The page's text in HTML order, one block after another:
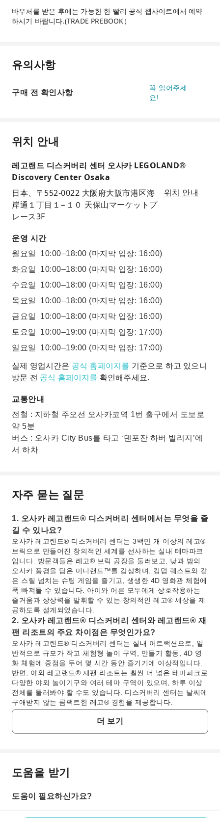
바우처를 받은 후에는 가능한 한 빨리 공식 웹사이트에서 예약
하시기 바랍니다.(TRADE PREBOOK）
유의사항
구매 전 확인사항
꼭 읽어주세
요!
위치 안내
레고랜드 디스커버리 센터 오사카 LEGOLAND®
Discovery Center Osaka
日本、〒552-0022 大阪府大阪市港区海
岸通１丁目１−１０ 天保山マーケットプ
レース3F
위치 안내
운영 시간
월요일 10:00–18:00 (마지막 입장: 16:00)
화요일
10:00–18:00 (마지막 입장: 16:00)
수요일
10:00–18:00 (마지막 입장: 16:00)
목요일
10:00–18:00 (마지막 입장: 16:00)
금요일
10:00–18:00 (마지막 입장: 16:00)
토요일
10:00–19:00 (마지막 입장: 17:00)
일요일
10:00–19:00 (마지막 입장: 17:00)
실제 영업시간은 공식 홈페이지를 기준으로 하고 있으니
방문 전 공식 홈페이지를 확인해주세요.
교통안내
전철 : 지하철 주오선 오사카코역 1번 출구에서 도보로
약 5분
버스 : 오사카 City Bus를 타고 ‘덴포잔 하버 빌리지’에
서 하차
자주 묻는 질문
1. 오사카 레고랜드® 디스커버리 센터에서는 무엇을 즐
길 수 있나요?
오사카 레고랜드® 디스커버리 센터는 3백만 개 이상의 레고®
브릭으로 만들어진 창의적인 세계를 선사하는 실내 테마파크
입니다. 방문객들은 레고® 브릭 공장을 둘러보고, 낮과 밤의
오사카 풍경을 담은 미니랜드™를 감상하며, 킹덤 퀘스트와 같
은 스릴 넘치는 슈팅 게임을 즐기고, 생생한 4D 영화관 체험에
푹 빠져들 수 있습니다. 아이와 어른 모두에게 상호작용하는
즐거움과 상상력을 발휘할 수 있는 창의적인 레고® 세상을 제
공하도록 설계되었습니다.
2. 오사카 레고랜드® 디스커버리 센터와 레고랜드® 재
팬 리조트의 주요 차이점은 무엇인가요?
오사카 레고랜드® 디스커버리 센터는 실내 어트랙션으로, 일
반적으로 규모가 작고 체험형 놀이 구역, 만들기 활동, 4D 영
화 체험에 중점을 두어 몇 시간 동안 즐기기에 이상적입니다.
반면, 야외 레고랜드® 재팬 리조트는 훨씬 더 넓은 테마파크로
다양한 야외 놀이기구와 여러 테마 구역이 있으며, 하루 이상
전체를 둘러봐야 할 수도 있습니다. 디스커버리 센터는 날씨에
구애받지 않는 콤팩트한 레고® 경험을 제공합니다.
3. 오사카 레고랜드® 디스커버리 센터의 권장 방문 시
대부분의 방문객들은 오사카 레고랜드® 디스커버리 센터를 충
두르지 않고 경험할 수 있습니다. 티켓은 영업시간 내에 모든
수 있습니다.
더 보기
자주 묻는 질문
1. 오사카 레고랜드® 디스커버리 센터에서는 무엇
도움을 받기
도움이 필요하신가요?